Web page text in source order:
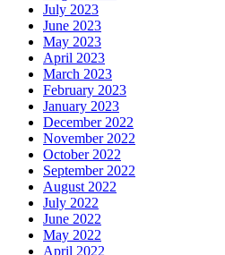
July 2023
June 2023
May 2023
April 2023
March 2023
February 2023
January 2023
December 2022
November 2022
October 2022
September 2022
August 2022
July 2022
June 2022
May 2022
April 2022